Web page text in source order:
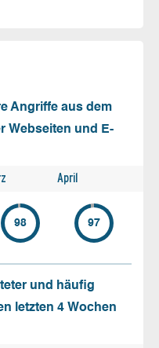
Angriffe aus dem
Webseiten und E-
April
98 97
und häufig
letzten 4 Wochen